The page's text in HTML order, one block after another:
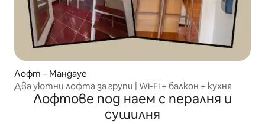
Лофт – Мандауе
Два уютни лофта за групи | Wi-Fi + балкон + кухня
Лофтове под наем с пералня и
сушилня